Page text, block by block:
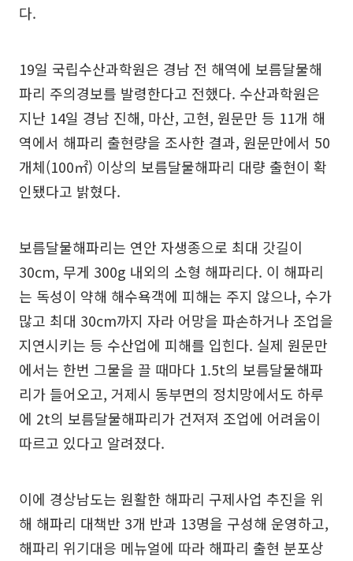
다.
19일 국립수산과학원은 경남 전 해역에 보름달물해
파리 주의경보를 발령한다고 전했다. 수산과학원은
지난 14일 경남 진해, 마산, 고현, 원문만 등 11개 해
역에서 해파리 출현량을 조사한 결과, 원문만에서 50
개체(100㎡) 이상의 보름달물해파리 대량 출현이 확
인됐다고 밝혔다.
보름달물해파리는 연안 자생종으로 최대 갓길이
30cm, 무게 300g 내외의 소형 해파리다. 이 해파리
는 독성이 약해 해수욕객에 피해는 주지 않으나, 수가
많고 최대 30cm까지 자라 어망을 파손하거나 조업을
지연시키는 등 수산업에 피해를 입힌다. 실제 원문만
에서는 한번 그물을 끌 때마다 1.5t의 보름달물해파
리가 들어오고, 거제시 동부면의 정치망에서도 하루
에 2t의 보름달물해파리가 건져져 조업에 어려움이
따르고 있다고 알려졌다.
이에 경상남도는 원활한 해파리 구제사업 추진을 위
해 해파리 대책반 3개 반과 13명을 구성해 운영하고,
해파리 위기대응 메뉴얼에 따라 해파리 출현 분포상